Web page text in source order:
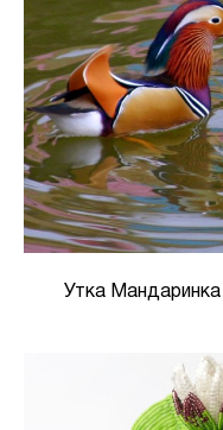
Утка Мандаринка